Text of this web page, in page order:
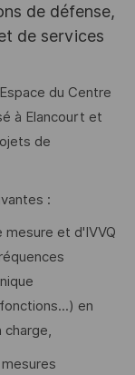
de défense,
de services
du Centre
à Elancourt et
de
:
mesure et d'IVVQ
en
charge,